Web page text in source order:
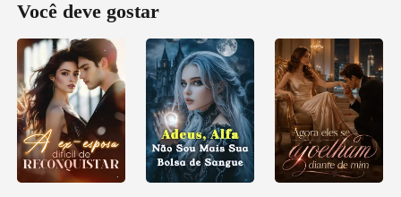
Você deve gostar